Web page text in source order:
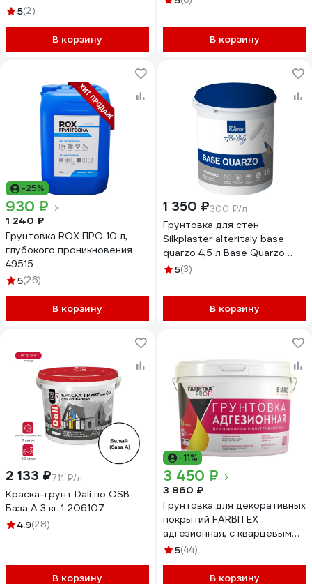
5(2)
В корзину В корзину
-25%
930 ₽
1 240 ₽
Грунтовка ROX ПРО 10 л,
глубокого проникновения
49515
5(26)
В корзину
1 350 ₽300 ₽/л
Грунтовка для стен
Silkplaster alteritaly base
quarzo 4,5 л Base Quarzo
арт.5
5(3)
В корзину
2 133 ₽711 ₽/л
Краска-грунт Dali по OSB
База А 3 кг 1 206107
4.9(28)
В корзину
-11%
3 450 ₽
3 860 ₽
Грунтовка для декоративных
покрытий FARBITEX
адгезионная, с кварцевым
наполнителем, 14 кг
5(44)
В корзину